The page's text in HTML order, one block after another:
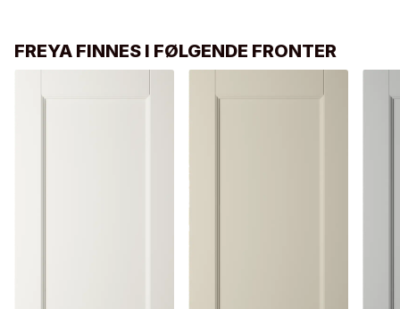
FREYA FINNES I FØLGENDE FRONTER